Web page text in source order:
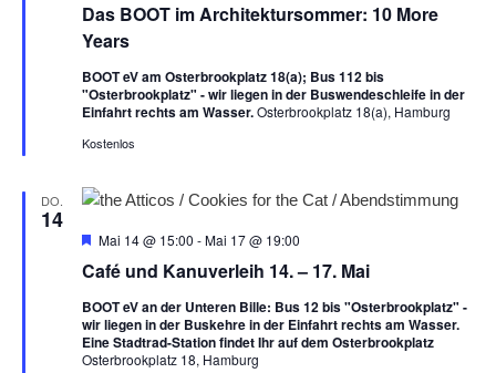
Das BOOT im Architektursommer: 10 More
Years
r
v
o
r
g
e
h
o
n
BOOT eV am Osterbrookplatz 18(a); Bus 112 bis
"Osterbrookplatz" - wir liegen in der Buswendeschleife in der
Einfahrt rechts am Wasser.Osterbrookplatz 18(a), Hamburg
Kostenlos
DO.
14
Café und Kanuverleih 14. – 17. Mai
H
r
o
r
g
e
Mai 14 @ 15:00 -Mai 17 @ 19:00
BOOT eV an der Unteren Bille: Bus 12 bis "Osterbrookplatz" -
wir liegen in der Buskehre in der Einfahrt rechts am Wasser.
Eine Stadtrad-Station findet Ihr auf dem Osterbrookplatz
Osterbrookplatz 18, Hamburg